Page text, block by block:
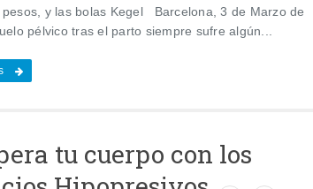
y las bolas Kegel Barcelona, 3 de Marzo de
pélvico tras el parto siempre sufre algún...
tu cuerpo con los